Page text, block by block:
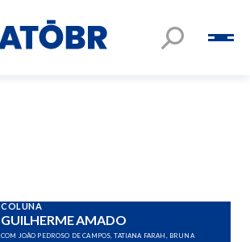
COLUNA
GUILHERME AMADO
COM JOÃO PEDROSO DE CAMPOS, TATIANA FARAH, BRUNA